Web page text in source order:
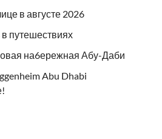
в августе 2026
путешествиях
на6ережная Абу-Даби
Abu Dhabi